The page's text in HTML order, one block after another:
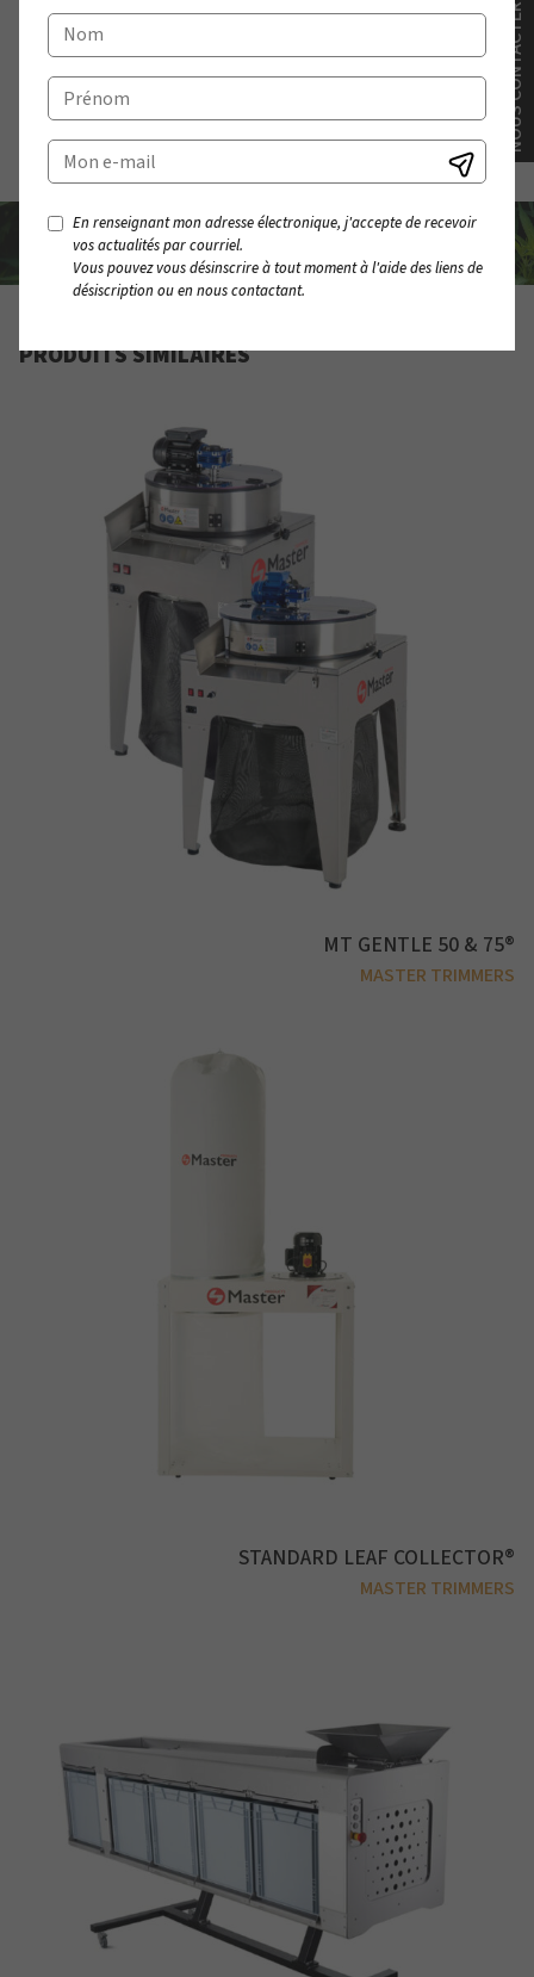
ROTATION DU
MOTEUR
GARANTIE 5 ans
PRODUITS SIMILAIRES
MT GENTLE 50 & 75®
MASTER TRIMMERS
STANDARD LEAF COLLECTOR®
MASTER TRIMMERS
En renseignant mon adresse électronique, j'accepte de recevoir
vos actualités par courriel.
Vous pouvez vous désinscrire à tout moment à l'aide des liens de
désiscription ou en nous contactant.
NOUS CONTACTER